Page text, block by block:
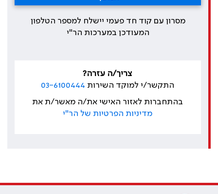
מסרון עם קוד חד פעמי יישלח למספר הטלפון
המעודכן במערכות הר"י
צריך/ה עזרה?
התקשר/י למוקד השירות 03-6100444
בהתחברות לאזור האישי את/ה מאשר/ת את
מדיניות הפרטיות של הר"י